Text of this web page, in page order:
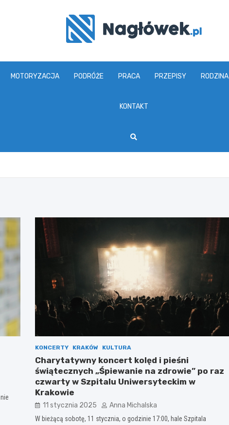
www.naglowek.pl
MOTORYZACJA PODRÓŻE PRACA PRZEPISY RODZINA
KONTAKT
KONCERTY KRAKÓW KULTURA
Charytatywny koncert kolęd i pieśni
świątecznych „Śpiewanie na zdrowie” po raz
czwarty w Szpitalu Uniwersyteckim w
Krakowie
11 stycznia 2025 Anna Michalska
W bieżącą sobotę, 11 stycznia, o godzinie 17:00, hale Szpitala